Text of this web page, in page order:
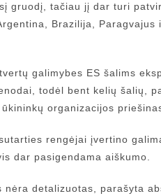
gruodį, tačiau jį dar turi
Brazilija,
galimybes ES šalims
todėl bent kelių šalių,
organizacijos
rengėjai įvertino
dar pasigendama aiškumo.
nėra detalizuotas, parašyta